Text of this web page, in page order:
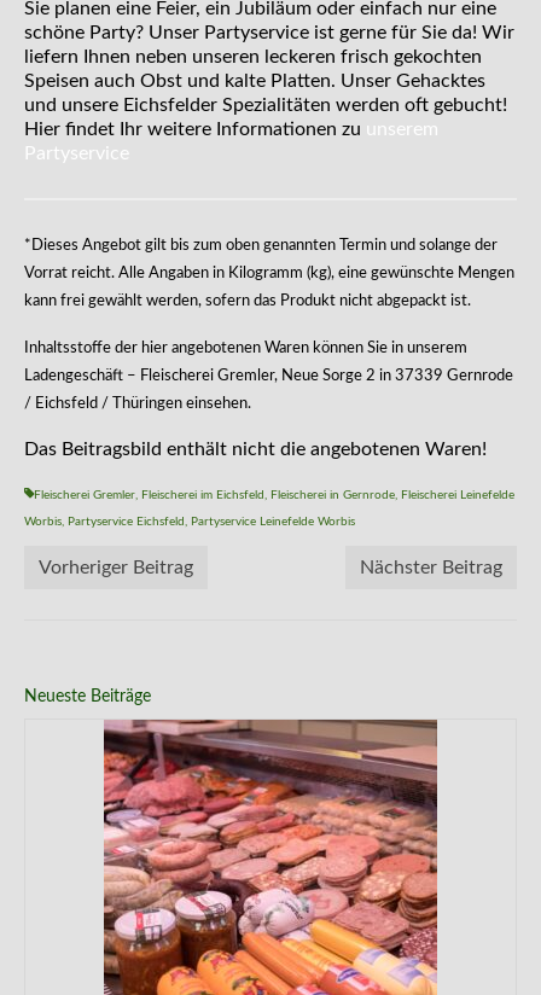
Sie planen eine Feier, ein Jubiläum oder einfach nur eine
schöne Party? Unser Partyservice ist gerne für Sie da! Wir
liefern Ihnen neben unseren leckeren frisch gekochten
Speisen auch Obst und kalte Platten. Unser Gehacktes
und unsere Eichsfelder Spezialitäten werden oft gebucht!
Hier findet Ihr weitere Informationen zu unserem
Partyservice
*Dieses Angebot gilt bis zum oben genannten Termin und solange der
Vorrat reicht. Alle Angaben in Kilogramm (kg), eine gewünschte Mengen
kann frei gewählt werden, sofern das Produkt nicht abgepackt ist.
Inhaltsstoffe der hier angebotenen Waren können Sie in unserem
Ladengeschäft – Fleischerei Gremler, Neue Sorge 2 in 37339 Gernrode
/ Eichsfeld / Thüringen einsehen.
Das Beitragsbild enthält nicht die angebotenen Waren!
Fleischerei Gremler Fleischerei im Eichsfeld Fleischerei in Gernrode Fleischerei Leinefelde
Worbis Partyservice Eichsfeld Partyservice Leinefelde Worbis
Vorheriger Beitrag Nächster Beitrag
Neueste Beiträge